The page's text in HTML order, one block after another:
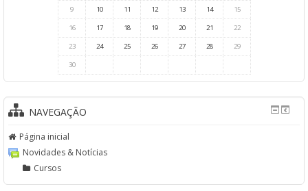
9 10 11 12 13 14 15
16 17 18 19 20 21 22
23 24 25 26 27 28 29
30
NAVEGAÇÃO
Página inicial
Novidades & Notícias
Cursos